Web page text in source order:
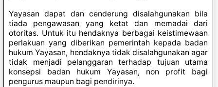
Yayasan dapat dan cenderung disalahgunakan bila
tiada pengawasan yang ketat dan memadai dari
otoritas. Untuk itu hendaknya berbagai keistimewaan
perlakuan yang diberikan pemerintah kepada badan
hukum Yayasan, hendaknya tidak disalahgunakan agar
tidak menjadi pelanggaran terhadap tujuan utama
konsepsi badan hukum Yayasan, non profit bagi
pengurus maupun bagi pendirinya.